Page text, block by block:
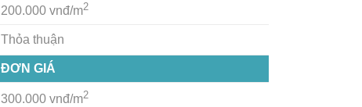
200.000 vnđ/m2
Thỏa thuận
ĐƠN GIÁ
300.000 vnđ/m2